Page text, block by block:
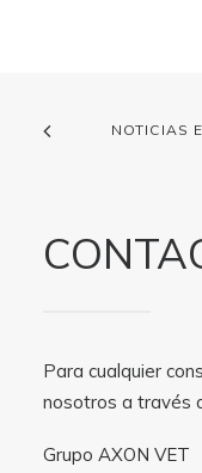
NOTICIAS
Para cualquier
nosotros a través
Grupo AXON VET